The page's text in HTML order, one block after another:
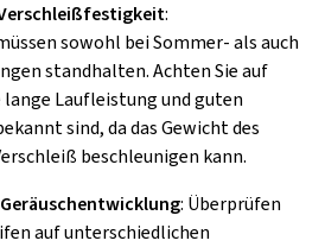
:
sowohl bei Sommer- als auch
standhalten. Achten Sie auf
lange Laufleistung und guten
sind, da das Gewicht des
beschleunigen kann.
: Überprüfen
auf unterschiedlichen